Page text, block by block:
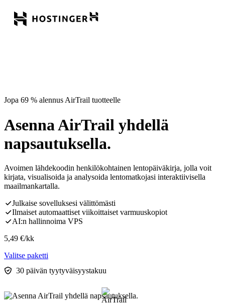
Jopa 69 % alennus AirTrail tuotteelle
Asenna AirTrail yhdellä
napsautuksella.
Avoimen lähdekoodin henkilökohtainen lentopäiväkirja, jolla voit
kirjata, visualisoida ja analysoida lentomatkojasi interaktiivisella
maailmankartalla.
Julkaise sovelluksesi välittömästi
Ilmaiset automaattiset viikoittaiset varmuuskopiot
AI:n hallinnoima VPS
5,49 €/kk
Valitse paketti
30 päivän tyytyväisyystakuu